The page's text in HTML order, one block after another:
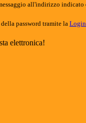
all'indirizzo indicato
password tramite la
elettronica!